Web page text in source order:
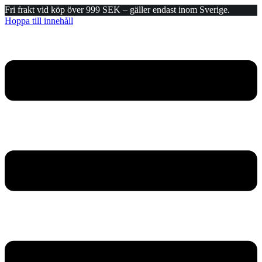
Fri frakt vid köp över 999 SEK – gäller endast inom Sverige.
Hoppa till innehåll